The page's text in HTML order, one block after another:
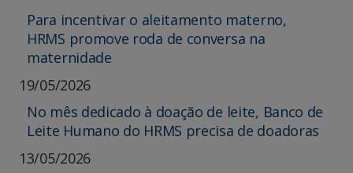
Para incentivar o aleitamento materno,
HRMS promove roda de conversa na
maternidade
19/05/2026
No mês dedicado à doação de leite, Banco de
Leite Humano do HRMS precisa de doadoras
13/05/2026